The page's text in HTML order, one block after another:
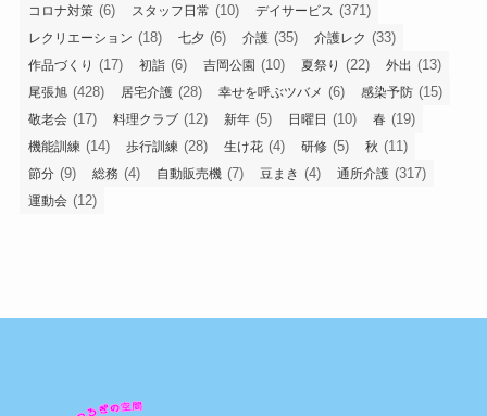
コロナ対策 (6) スタッフ日常 (10) デイサービス (371)
レクリエーション (18) 七夕 (6) 介護 (35) 介護レク (33)
作品づくり (17) 初詣 (6) 吉岡公園 (10) 夏祭り (22) 外出 (13)
尾張旭 (428) 居宅介護 (28) 幸せを呼ぶツバメ (6) 感染予防 (15)
敬老会 (17) 料理クラブ (12) 新年 (5) 日曜日 (10) 春 (19)
機能訓練 (14) 歩行訓練 (28) 生け花 (4) 研修 (5) 秋 (11)
節分 (9) 総務 (4) 自動販売機 (7) 豆まき (4) 通所介護 (317)
運動会 (12)